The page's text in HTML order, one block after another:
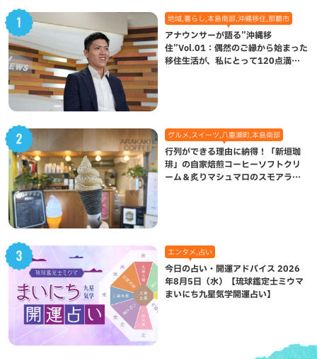
地域,暮らし,本島南部,沖縄移住,那覇市
アナウンサーが語る”沖縄移
住”Vol.01：偶然のご縁から始まった
移住生活が、私にとって120点満点
グルメ,スイーツ,八重瀬町,本島南部
行列ができる理由に納得！「新垣珈
琲」の自家焙煎コーヒーソフトクリ
ーム＆炙りマシュマロのスモアラテ
エンタメ,占い
今日の占い・開運アドバイス 2026
年8月5日（水）【琉球鑑定士ミウマ
まいにち九星気学開運占い】